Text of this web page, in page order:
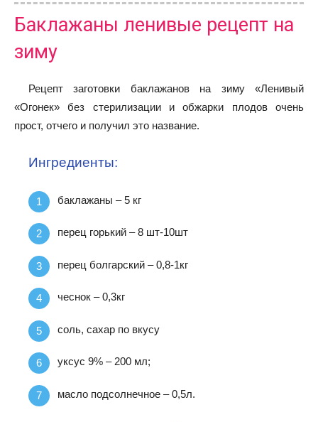
Баклажаны ленивые рецепт на
зиму
Рецепт заготовки баклажанов на зиму «Ленивый
«Огонек» без стерилизации и обжарки плодов очень
прост, отчего и получил это название.
Ингредиенты:
баклажаны – 5 кг
перец горький – 8 шт-10шт
перец болгарский – 0,8-1кг
чеснок – 0,3кг
соль, сахар по вкусу
уксус 9% – 200 мл;
масло подсолнечное – 0,5л.